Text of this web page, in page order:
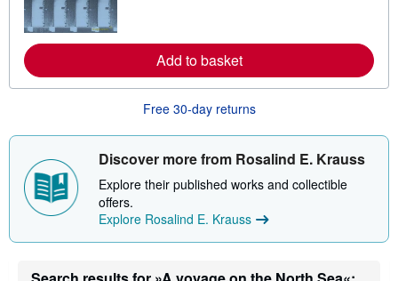
r
b
u
s
h
i
p
p
n
r
t
Add to basket
Free 30-day returns
Discover more from Rosalind E. Krauss
Explore their published works and collectible
offers.
Explore Rosalind E. Krauss